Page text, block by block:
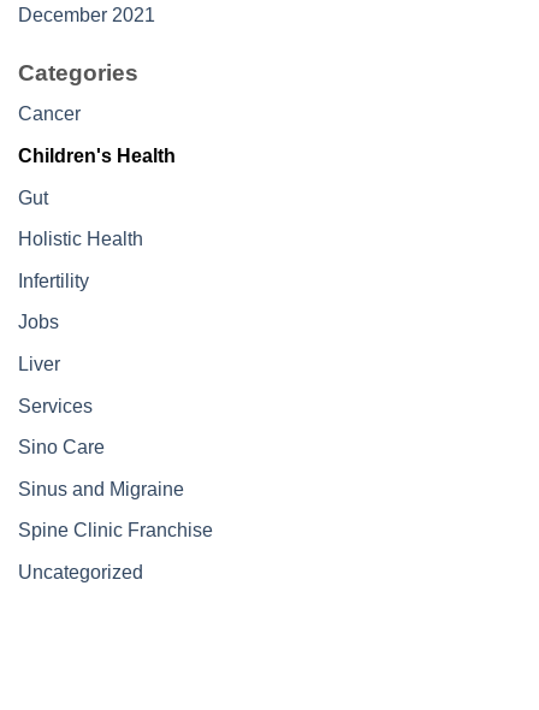
December 2021
Categories
Cancer
Children's Health
Gut
Holistic Health
Infertility
Jobs
Liver
Services
Sino Care
Sinus and Migraine
Spine Clinic Franchise
Uncategorized